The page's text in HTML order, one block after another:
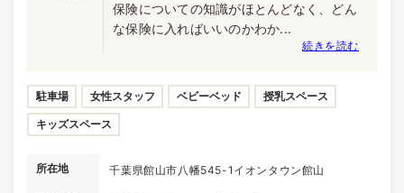
保険についての知識がほとんどなく、どん
な保険に入ればいいのかわか...
続きを読む
駐車場 女性スタッフ ベビーベッド 授乳スペース
キッズスペース
所在地 千葉県館山市八幡545-1イオンタウン館山